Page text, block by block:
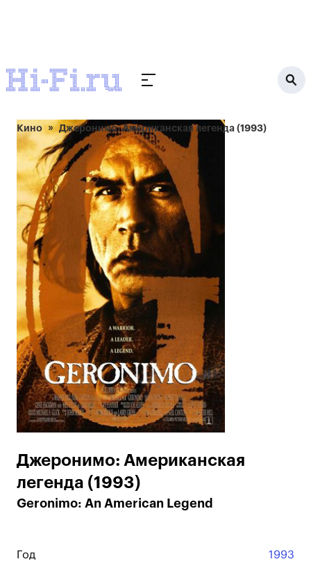
Кино Джеронимо: Американская легенда (1993)
Джеронимо: Американская
легенда (1993)
Geronimo: An American Legend
Год 1993